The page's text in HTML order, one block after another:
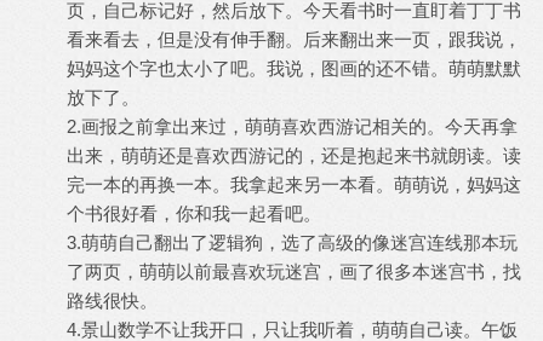
页，自己标记好，然后放下。今天看书时一直盯着丁丁书
看来看去，但是没有伸手翻。后来翻出来一页，跟我说，
妈妈这个字也太小了吧。我说，图画的还不错。萌萌默默
放下了。
2.画报之前拿出来过，萌萌喜欢西游记相关的。今天再拿
出来，萌萌还是喜欢西游记的，还是抱起来书就朗读。读
完一本的再换一本。我拿起来另一本看。萌萌说，妈妈这
个书很好看，你和我一起看吧。
3.萌萌自己翻出了逻辑狗，选了高级的像迷宫连线那本玩
了两页，萌萌以前最喜欢玩迷宫，画了很多本迷宫书，找
路线很快。
4.景山数学不让我开口，只让我听着，萌萌自己读。午饭